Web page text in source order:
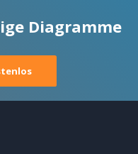
Diagramme